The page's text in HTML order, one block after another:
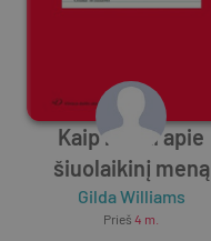
Kaip rašyti apie
šiuolaikinį meną
Gilda Williams
Prieš 4 m.